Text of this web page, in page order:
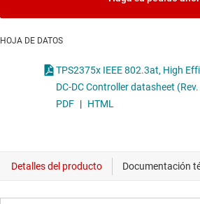
HOJA DE DATOS
TPS2375x IEEE 802.3at, High Efficiency,
DC-DC Controller datasheet (Rev.
PDF | HTML